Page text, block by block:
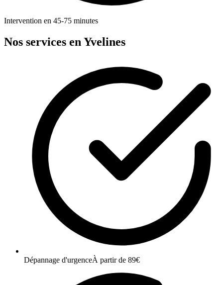
Intervention en 45-75 minutes
Nos services en Yvelines
Dépannage d'urgenceÀ partir de 89€